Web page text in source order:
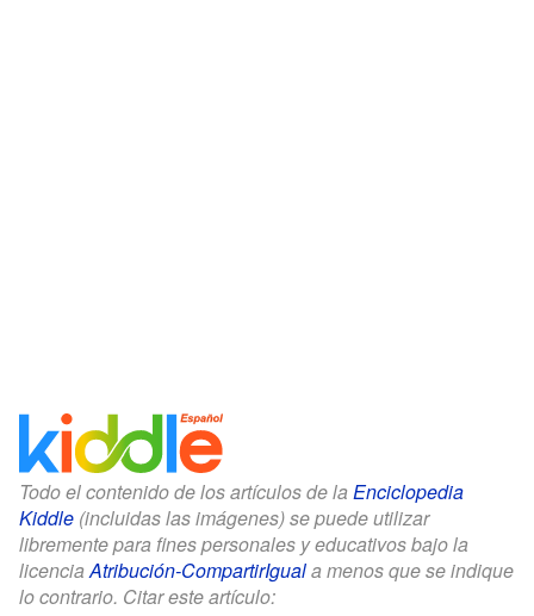
Todo el contenido de los artículos de la Enciclopedia
Kiddle (incluidas las imágenes) se puede utilizar
libremente para fines personales y educativos bajo la
licenciaAtribución-CompartirIguala menos que se indique
lo contrario. Citar este artículo: